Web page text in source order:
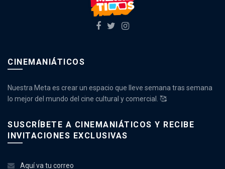
CINEMANIÁTICOS
Nuestra Meta es crear un espacio que lleve semana tras semana
lo mejor del mundo del cine cultural y comercial. 🥰
SUSCRÍBETE A CINEMANIÁTICOS Y RECIBE
INVITACIONES EXCLUSIVAS